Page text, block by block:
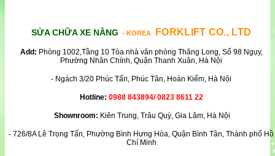
SỬA CHỮA XE NÂNG - KOREA FORKLIFT CO., LTD
Add: Phòng 1002,Tầng 10 Tòa nhà văn phòng Thăng Long, Số 98 Ngụy,
Phường Nhân Chính, Quận Thanh Xuân, Hà Nội
- Ngách 3/20 Phúc Tấn, Phúc Tân, Hoàn Kiếm, Hà Nội
Hotline: 0988 843894/ 0823 8611 22
Shownroom: Kiên Trung, Trâu Quỳ, Gia Lâm, Hà Nội
- 726/8A Lê Trọng Tấn, Phường Bình Hưng Hòa, Quận Bình Tân, Thành phố Hồ
Chí Minh